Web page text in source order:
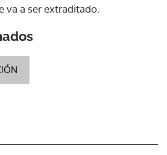
va a ser extraditado.